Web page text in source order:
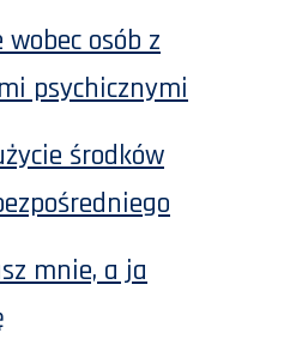
osób z
psychicznymi
środków
mnie, a ja